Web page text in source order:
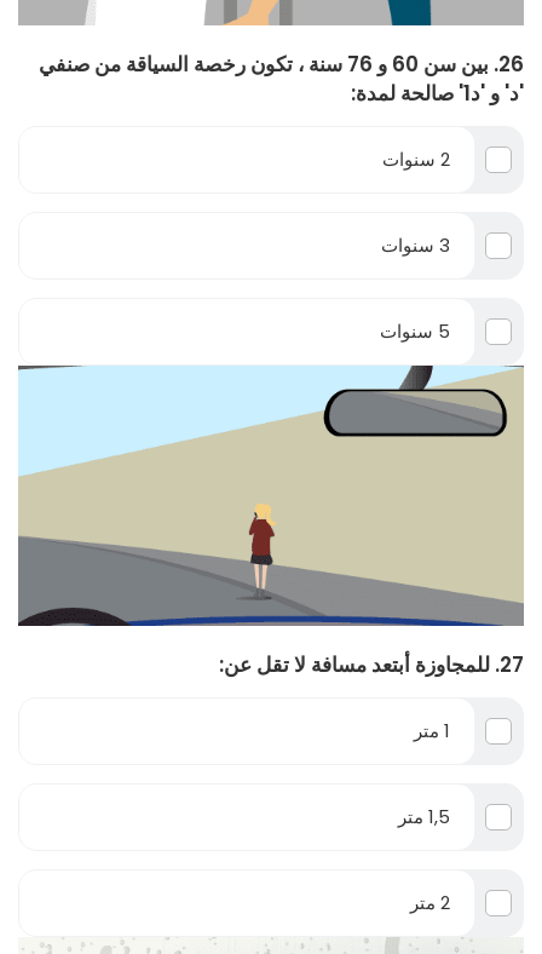
26. بين سن 60 و 76 سنة ، تكون رخصة السياقة من صنفي
'د' و 'د1' صالحة لمدة:
2 سنوات
3 سنوات
5 سنوات
27. للمجاوزة أبتعد مسافة لا تقل عن:
1 متر
1,5 متر
2 متر